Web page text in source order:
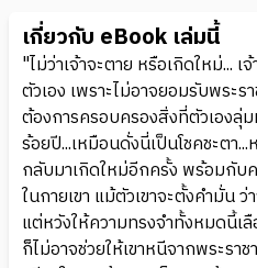
เกี่ยวกับ eBook เล่มนี้
"ไม่ว่าเจ้าจะตาย หรือเกิดใหม่...
ตัวเอง เพราะไม่อาจยอมรับพระ
ต้องการครอบครองสิ่งที่ตัวเองลุ่
ร้อยปี...เหมือนดั่งนี่เป็นโชคชะตา
กลับมาเกิดใหม่อีกครั้ง พร้อมกับ
ในกายเขา แม้ตัวเขาจะตั้งคำมั่น ว่
แต่หวังให้ความทรงจำทั้งหมดนี้เ
ก็ไม่อาจช่วยให้เขาหนีจากพระรา